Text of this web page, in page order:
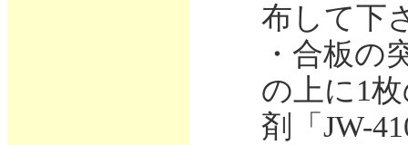
布して下
・合板の
の上に1
剤「JW-